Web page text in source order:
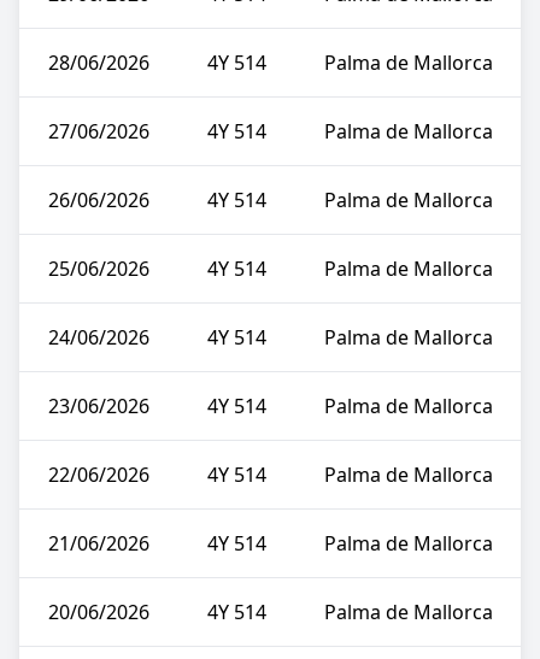
28/06/2026 4Y 514 Palma de Mallorca
27/06/2026 4Y 514 Palma de Mallorca
26/06/2026 4Y 514 Palma de Mallorca
25/06/2026 4Y 514 Palma de Mallorca
24/06/2026 4Y 514 Palma de Mallorca
23/06/2026 4Y 514 Palma de Mallorca
22/06/2026 4Y 514 Palma de Mallorca
21/06/2026 4Y 514 Palma de Mallorca
20/06/2026 4Y 514 Palma de Mallorca